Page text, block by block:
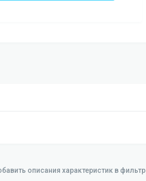
описания характеристик в фильтр